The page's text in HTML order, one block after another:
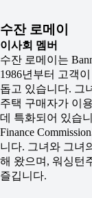
수잔 로메이
이사회 멤버
수잔 로메이는
1986년부터 고객
돕고 있습니다. 그
주택 구매자가 이
데 특화되어 있습
Finance
니다. 그녀와 그녀
해 왔으며, 워싱턴
즐깁니다.